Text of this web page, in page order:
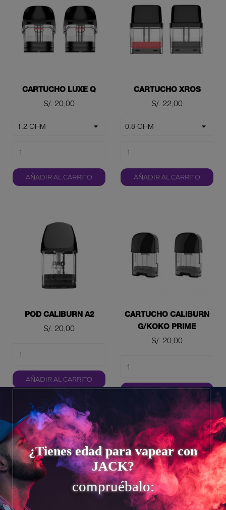
¿Tienes edad para vapear con
JACK?
compruébalo:
CARTUCHO LUXE Q
Precio
S/. 20,00
AÑADIR AL CARRITO
CARTUCHO XROS
Precio
S/. 22,00
AÑADIR AL CARRITO
POD CALIBURN A2
Precio
S/. 20,00
AÑADIR AL CARRITO
CARTUCHO CALIBURN
G/KOKO PRIME
Precio
S/. 20,00
AÑADIR AL CARRITO